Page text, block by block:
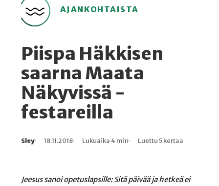
AJANKOHTAISTA
Piispa Häkkisen
saarna Maata
Näkyvissä -
festareilla
Kirjoittaja
Sley
Julkaistu18.11.2018
Lukuaika Lukuaika 4 min
Lukukertoja Luettu 5 kertaa
Jeesus sanoi opetuslapsille: Sitä päivää ja hetkeä ei